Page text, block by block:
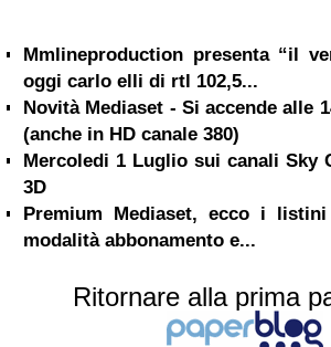
Mmlineproduction presenta “il
oggi carlo elli di rtl 102,5...
Novità Mediaset - Si accende alle
(anche in HD canale 380)
Mercoledi 1 Luglio sui canali Sky
3D
Premium Mediaset, ecco i
modalità abbonamento e...
Ritornare alla prima